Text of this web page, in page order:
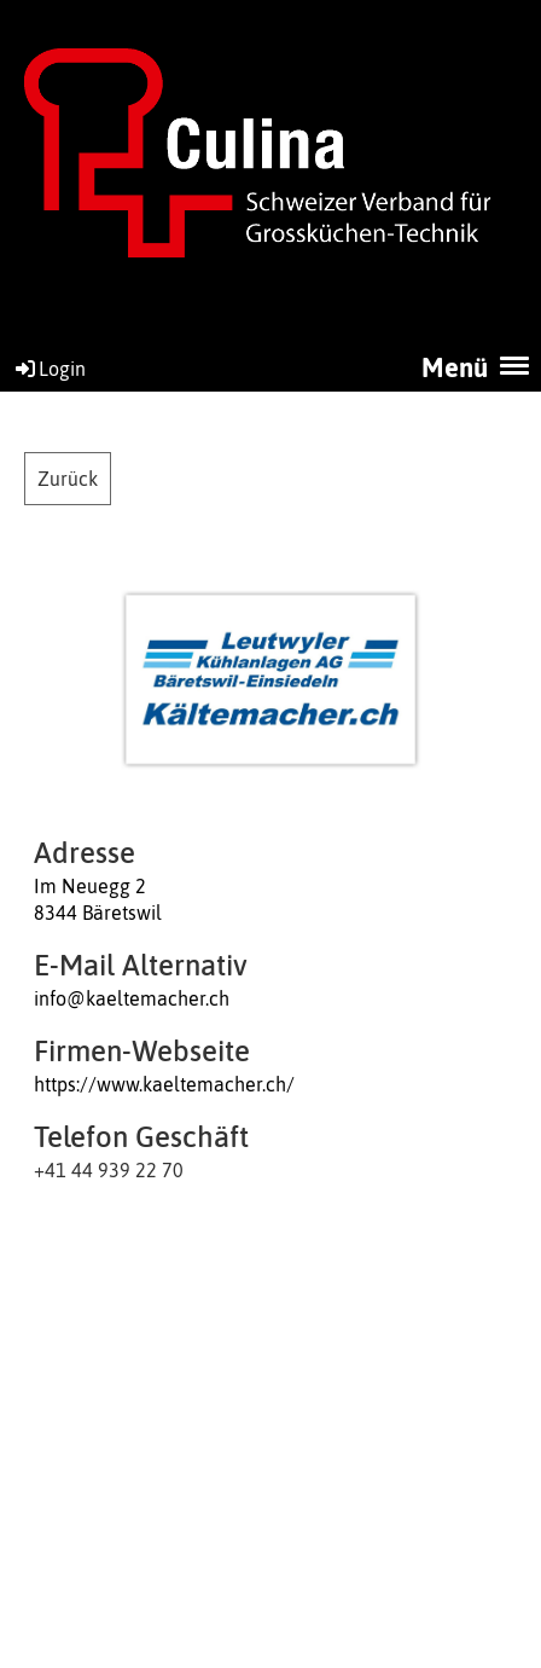
Menü
Login
Zurück
Adresse
Im Neuegg 2
8344 Bäretswil
E-Mail Alternativ
info@kaeltemacher.ch
Firmen-Webseite
https://www.kaeltemacher.ch/
Telefon Geschäft
+41 44 939 22 70